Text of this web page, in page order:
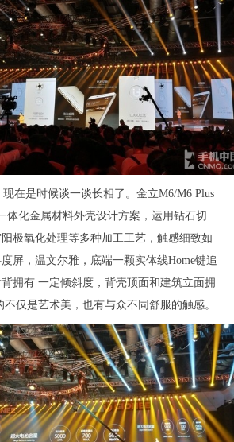
在是时候谈一谈长相了。金立M6/M6 Plus
体化金属材料外壳设计方案，运用钻石切
极氧化处理等多种加工工艺，触感细致如
屏，温文尔雅，底端一颗实体线Home键追
拥有 一定倾斜度，背壳顶面和建筑立面拥
仅是艺术美，也有与众不同舒服的触感。